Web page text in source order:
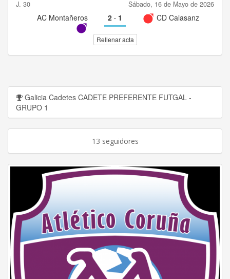
J. 30 Sábado, 16 de Mayo de 2026
AC Montañeros 2· 1 CD Calasanz
Rellenar acta
Galicia Cadetes CADETE PREFERENTE FUTGAL -
GRUPO 1
13 seguidores